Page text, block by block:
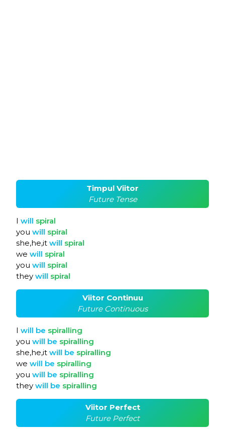
Timpul Viitor
Future Tense
I will spiral
you will spiral
she,he,it will spiral
we will spiral
you will spiral
they will spiral
Viitor Continuu
Future Continuous
I will be spiralling
you will be spiralling
she,he,it will be spiralling
we will be spiralling
you will be spiralling
they will be spiralling
Viitor Perfect
Future Perfect